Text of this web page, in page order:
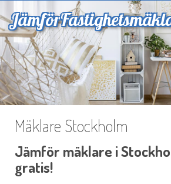
Jämför
Mäklare Stockholm
Jämför mäklare i
gratis!